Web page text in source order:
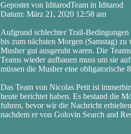
Gepostet von IditarodTeam in Iditarod
Datum: März 21, 2020 12:58 am
Aufgrund schlechter Trail-
bis zum nächsten Morgen (Samstag)
Musher gut ausgeruht waren. Die
Teams wieder aufbauen muss um sie
müssen die Musher eine obligatorische
Das Team von Nicolas Petit ist
heute berichtet haben. Es bestand die
fuhren, bevor wir die Nachricht
nachdem er von Golovin Search and